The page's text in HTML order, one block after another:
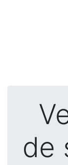
de